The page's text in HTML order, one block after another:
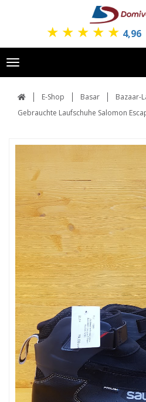
★ ★ ★ ★ ★ 4,96
Toggle
navigation
E-Shop Basar
Bazaar-
Gebrauchte Laufschuhe Salomon